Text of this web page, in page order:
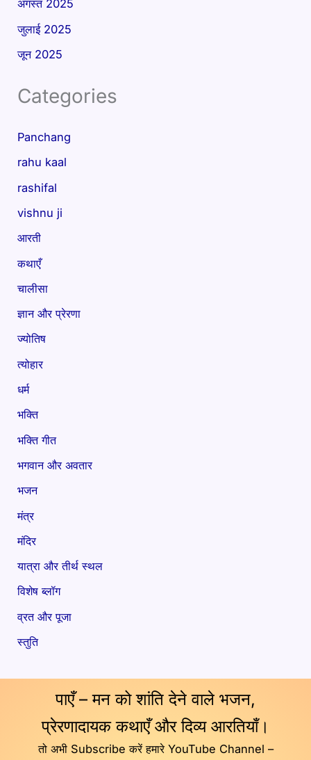
अगस्त 2025
जुलाई 2025
जून 2025
Categories
Panchang
rahu kaal
rashifal
vishnu ji
आरती
कथाएँ
चालीसा
ज्ञान और प्रेरणा
ज्योतिष
त्योहार
धर्म
भक्ति
भक्ति गीत
भगवान और अवतार
भजन
मंत्र
मंदिर
यात्रा और तीर्थ स्थल
विशेष ब्लॉग
व्रत और पूजा
स्तुति
पाएँ – मन को शांति देने वाले भजन,
प्रेरणादायक कथाएँ और दिव्य आरतियाँ।
तो अभी Subscribe करें हमारे YouTube Channel –